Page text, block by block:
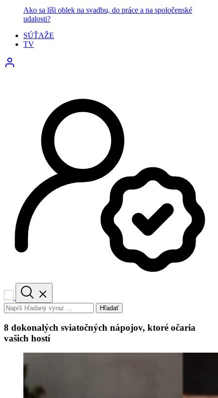
Ako sa líši oblek na svadbu, do práce a na spoločenské
udalosti?
SÚŤAŽE
TV
Hľadať
8 dokonalých sviatočných nápojov, ktoré očaria
vašich hostí